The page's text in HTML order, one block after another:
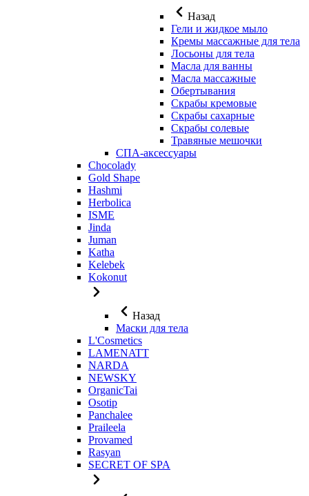
Назад
Гели и жидкое мыло
Кремы массажные для тела
Лосьоны для тела
Масла для ванны
Масла массажные
Обертывания
Скрабы кремовые
Скрабы сахарные
Скрабы солевые
Травяные мешочки
СПА-аксессуары
Chocolady
Gold Shape
Hashmi
Herbolica
ISME
Jinda
Juman
Katha
Kelebek
Kokonut
Назад
Маски для тела
L'Cosmetics
LAMENATT
NARDA
NEWSKY
OrganicTai
Osotip
Panchalee
Praileela
Provamed
Rasyan
SECRET OF SPA